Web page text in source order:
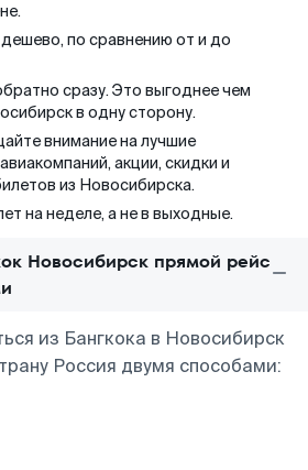
по сравнению от и до
сразу. Это выгоднее чем
в одну сторону.
внимание на лучшие
акции, скидки и
из Новосибирска.
на неделе, а не в выходные.
Новосибирск прямой рейс
из Бангкока в Новосибирск
Россия двумя способами: